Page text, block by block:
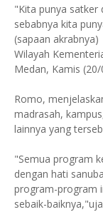
"Kita punya satker
sebabnya kita
(sapaan
Wilayah
Medan, Kamis
Romo,
madrasah,
lainnya yang
"Semua program
dengan hati
program-program
sebaik-